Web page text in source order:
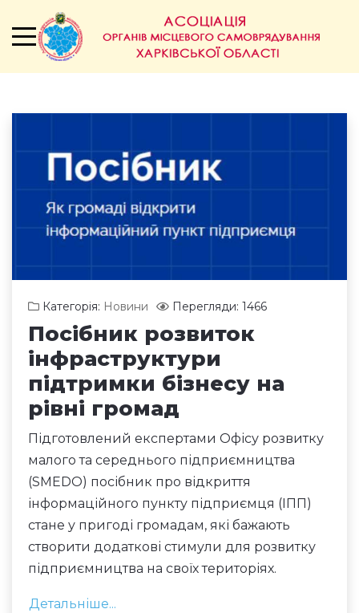
Категорія: Новини Перегляди: 1466
Посібник розвиток
інфраструктури
підтримки бізнесу на
рівні громад
Підготовлений експертами Офісу розвитку
малого та середнього підприємництва
(SMEDO) посібник про відкриття
інформаційного пункту підприємця (ІПП)
стане у пригоді громадам, які бажають
створити додаткові стимули для розвитку
підприємництва на своїх територіях.
Детальніше...